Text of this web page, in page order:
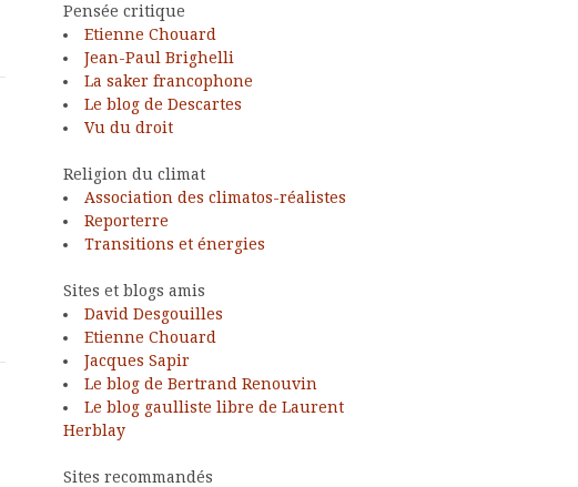
Pensée critique
Etienne Chouard
Jean-Paul Brighelli
La saker francophone
Le blog de Descartes
Vu du droit
Religion du climat
Association des climatos-réalistes
Reporterre
Transitions et énergies
Sites et blogs amis
David Desgouilles
Etienne Chouard
Jacques Sapir
Le blog de Bertrand Renouvin
Le blog gaulliste libre de Laurent
Herblay
Sites recommandés